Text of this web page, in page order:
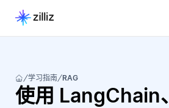
学习指南 RAG
使用 LangChain、